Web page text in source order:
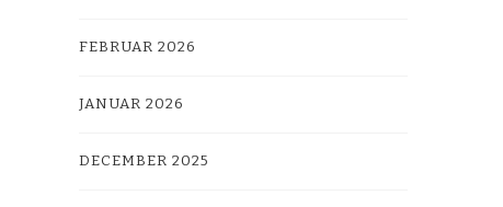
FEBRUAR 2026
JANUAR 2026
DECEMBER 2025